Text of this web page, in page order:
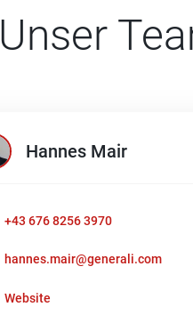
Unser
Hannes Mair
+43 676 8256 3970
hannes.mair@generali.com
Website